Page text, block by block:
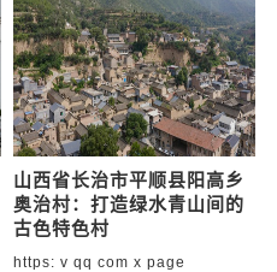
盛世典藏百年风采艺术传承
人物---吴海龙
吴海龙，中国工艺美术大师，紫砂
壶型设计大师、中国国礼特供艺术
家、手工艺术专业委员会会员。中
国文化遗产保护传承人物， 吴氏金
鼎
/ 国内 /